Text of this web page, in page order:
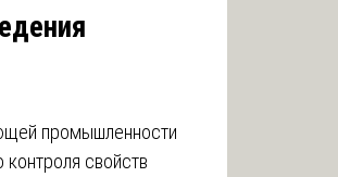
промышленности
свойств